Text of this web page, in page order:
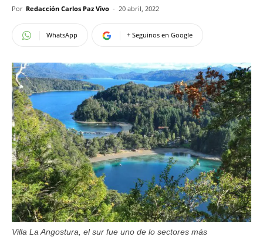
Por Redacción Carlos Paz Vivo - 20 abril, 2022
WhatsApp + Seguinos en Google
Villa La Angostura, el sur fue uno de lo sectores más